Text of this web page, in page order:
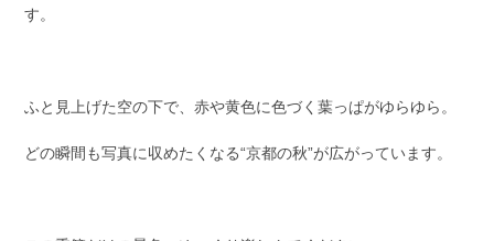
す。
ふと見上げた空の下で、赤や黄色に色づく葉っぱがゆらゆら。
どの瞬間も写真に収めたくなる“京都の秋”が広がっています。